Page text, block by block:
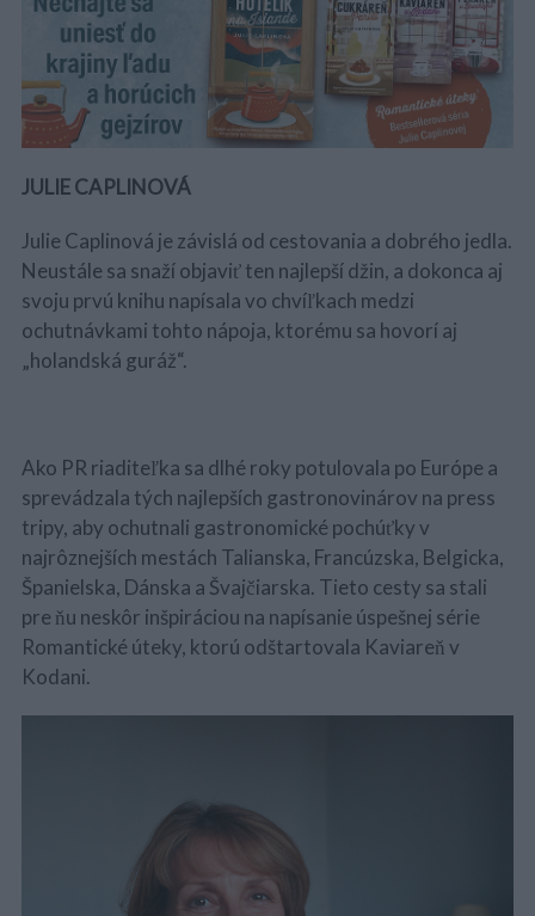
JULIE CAPLINOVÁ
Julie Caplinová je závislá od cestovania a dobrého jedla.
Neustále sa snaží objaviť ten najlepší džin, a dokonca aj
svoju prvú knihu napísala vo chvíľkach medzi
ochutnávkami tohto nápoja, ktorému sa hovorí aj
„holandská guráž“.
Ako PR riaditeľka sa dlhé roky potulovala po Európe a
sprevádzala tých najlepších gastronovinárov na press
tripy, aby ochutnali gastronomické pochúťky v
najrôznejších mestách Talianska, Francúzska, Belgicka,
Španielska, Dánska a Švajčiarska. Tieto cesty sa stali
pre ňu neskôr inšpiráciou na napísanie úspešnej série
Romantické úteky, ktorú odštartovala Kaviareň v
Kodani.